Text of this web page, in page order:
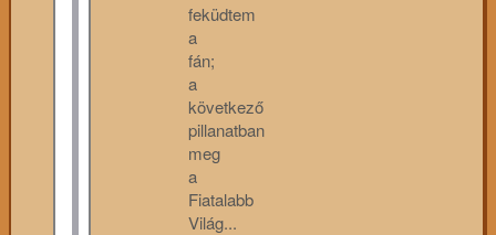
feküdtem
a
fán;
a
következő
pillanatban
meg
a
Fiatalabb
Világ...